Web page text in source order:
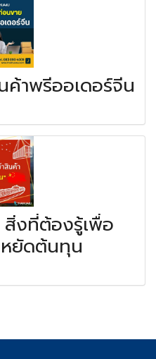
าพรีออเดอร์จีน
สิ่งที่ต้องรู้เพื่อ
หยัดต้นทุน